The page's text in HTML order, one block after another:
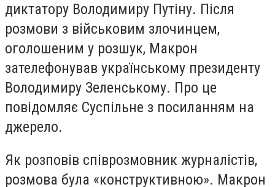
диктатору Володимиру Путіну. Після
розмови з військовим злочинцем,
оголошеним у розшук, Макрон
зателефонував українському президенту
Володимиру Зеленському. Про це
повідомляє Суспільне з посиланням на
джерело.
Як розповів співрозмовник журналістів,
розмова була «конструктивною». Макрон